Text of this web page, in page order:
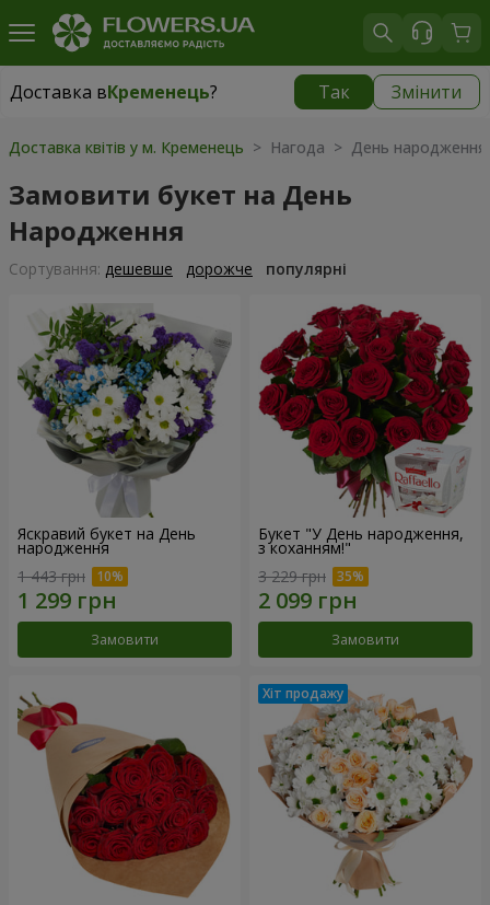
Доставка вКременець? Так Змінити
Доставка вКременець|
Доставка квітів у м. Кременець > Нагода > День народження
Замовити букет на День
Народження
Сортування: дешевше дорожче популярні
Яскравий букет на День
народження
1 443 грн
Замовити
Букет "У День народження,
з коханням!"
3 229 грн
Замовити